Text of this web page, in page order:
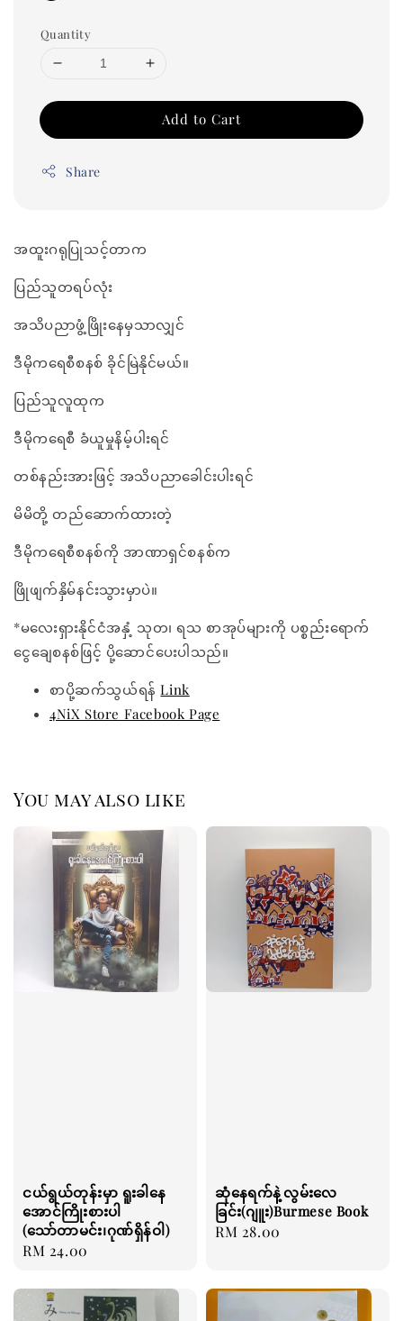
Quantity
Add to Cart
Share
အထူးဂရုပြုသင့်တာက
ပြည်သူတရပ်လုံး
အသိပညာဖွံ့ဖြိုးနေမှသာလျှင်
ဒီမိုကရေစီစနစ် ခိုင်မြဲနိုင်မယ်။
ပြည်သူလူထုက
ဒီမိုကရေစီ ခံယူမှုနိမ့်ပါးရင်
တစ်နည်းအားဖြင့် အသိပညာခေါင်းပါးရင်
မိမိတို့ တည်ဆောက်ထားတဲ့
ဒီမိုကရေစီစနစ်ကို အာဏာရှင်စနစ်က
ဖြိုဖျက်နှိမ်နင်းသွားမှာပဲ။
*မလေးရှားနိုင်ငံအနှံ့ သုတ၊ ရသ စာအုပ်များကို ပစ္စည်းရောက်
ငွေချေစနစ်ဖြင့် ပို့ဆောင်ပေးပါသည်။
စာပို့ဆက်သွယ်ရန်Link
4NiX Store Facebook Page
You may also like
ငယ်ရွယ်တုန်းမှာ ရူးခါနေ
အောင်ကြိုးစားပါ
(သော်တာမင်း၊ဂုဏ်ရှိန်ဝါ)
Regular
RM 24.00
ဆုံနေရက်နဲ့လွမ်းလေ
ခြင်း(ဂျူး)Burmese Book
Regular
RM 28.00